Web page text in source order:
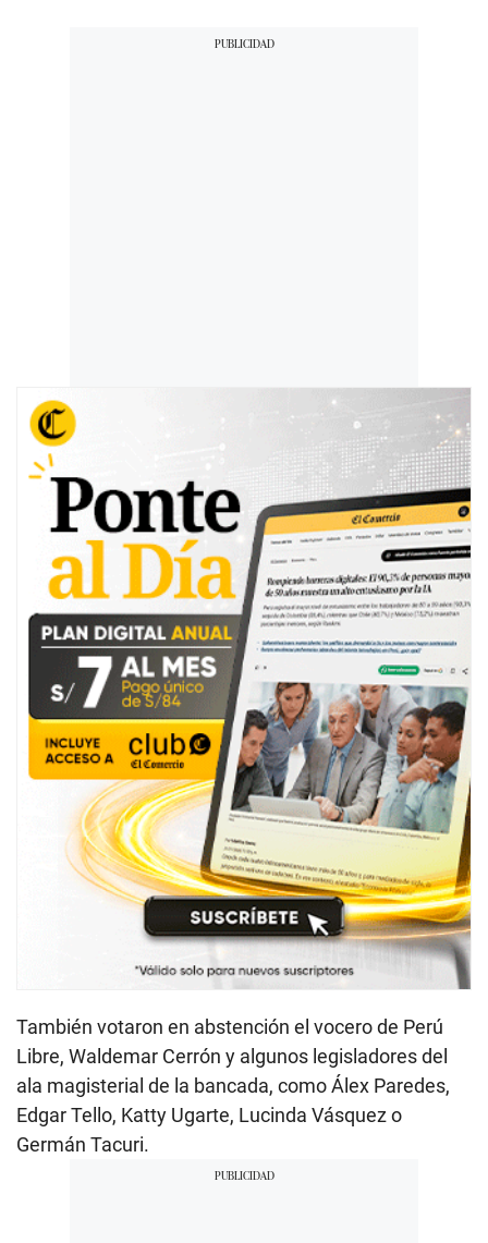
También votaron en abstención el vocero de Perú
Libre, Waldemar Cerrón y algunos legisladores del
ala magisterial de la bancada, como Álex Paredes,
Edgar Tello, Katty Ugarte, Lucinda Vásquez o
Germán Tacuri.